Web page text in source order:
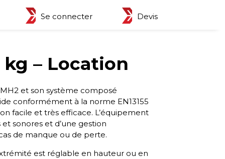
Se connecter Devis
kg – Location
et son système composé
conformément à la norme EN13155
facile et très efficace. L’équipement
sonores et d’une gestion
de manque ou de perte.
est réglable en hauteur ou en